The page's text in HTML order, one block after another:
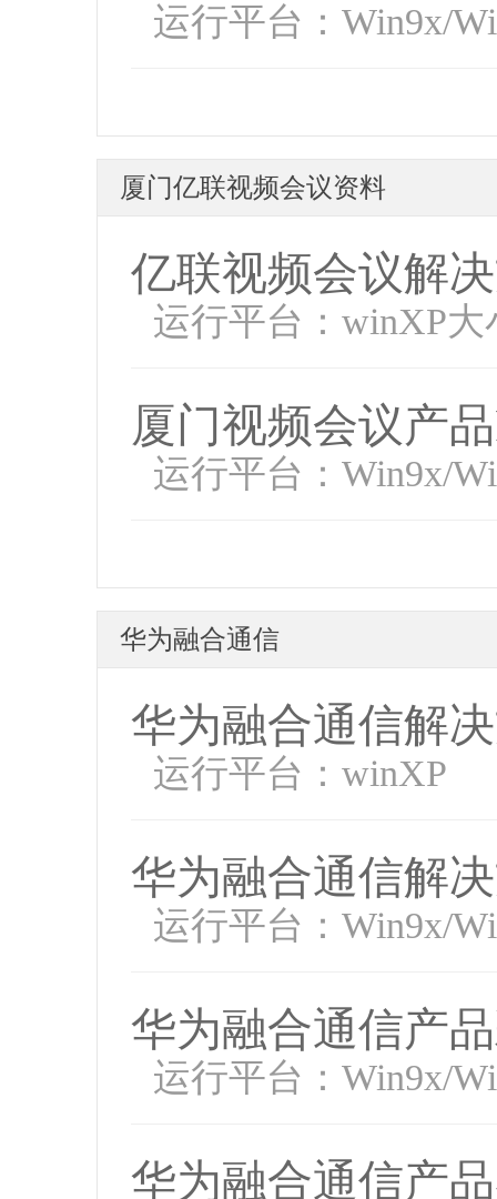
运行平台：Win9x/
厦门亿联视频会议资料
亿联视频会议解
运行平台：winXP大
厦门视频会议产
运行平台：Win9x/
华为融合通信
华为融合通信解
运行平台：winXP
华为融合通信解
运行平台：Win9x/
华为融合通信产
运行平台：Win9x/
华为融合通信产